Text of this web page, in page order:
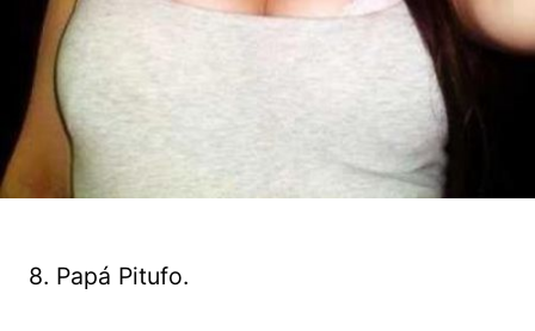
8. Papá Pitufo.